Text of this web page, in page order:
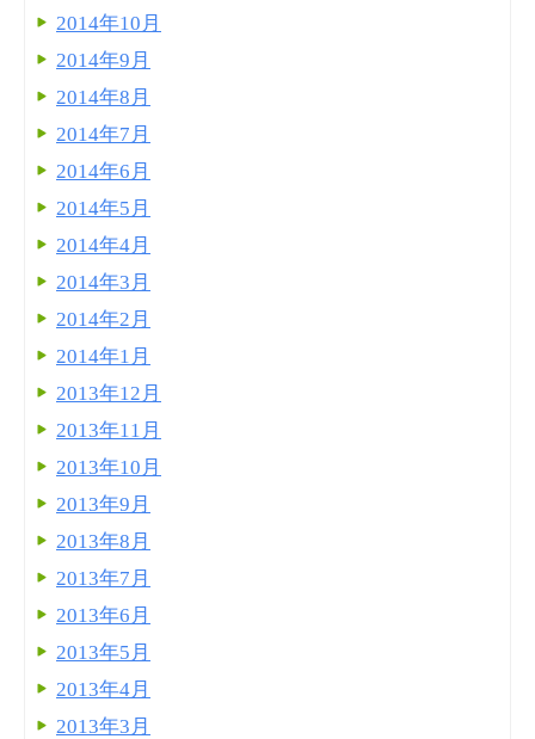
2014年10月
2014年9月
2014年8月
2014年7月
2014年6月
2014年5月
2014年4月
2014年3月
2014年2月
2014年1月
2013年12月
2013年11月
2013年10月
2013年9月
2013年8月
2013年7月
2013年6月
2013年5月
2013年4月
2013年3月